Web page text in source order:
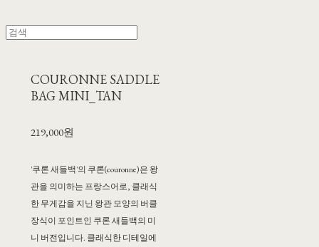
COURONNE SADDLE
BAG MINI_TAN
219,000원
'쿠론 새들백'의 쿠론(couronne)은 왕
관을 의미하는 프랑스어로, 클래식
한 무게감을 지닌 왕관 모양의 버클
장식이 포인트인 쿠론 새들백의 미
니 버전입니다. 클래식한 디테일에